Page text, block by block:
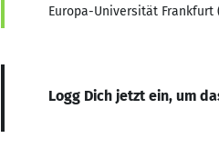
Europa-Universität Frankfurt
Logg Dich jetzt ein, um